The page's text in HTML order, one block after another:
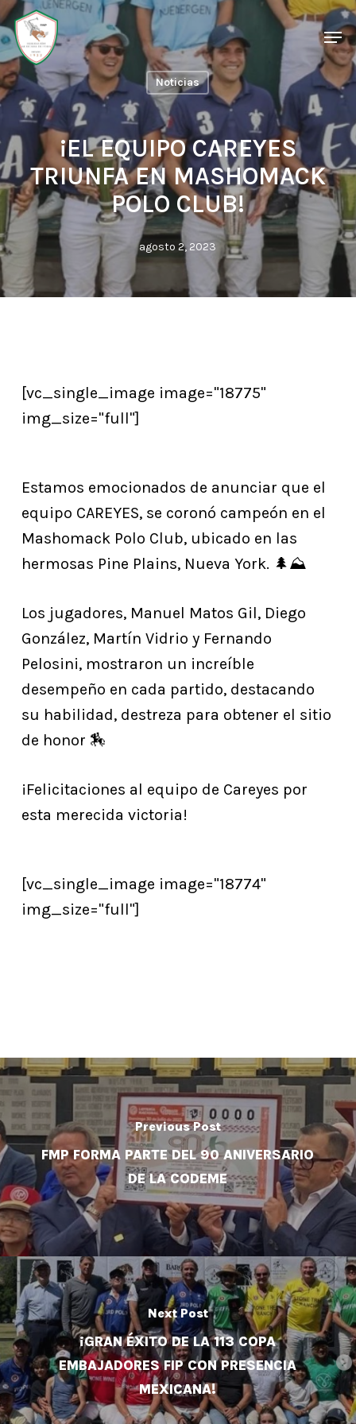
Skip
to
main
content
Noticias
¡EL EQUIPO CAREYES
TRIUNFA EN MASHOMACK
POLO CLUB!
agosto 2, 2023
[vc_single_image image="18775"
img_size="full"]
Estamos emocionados de anunciar que el
equipo CAREYES, se coronó campeón en el
Mashomack Polo Club, ubicado en las
hermosas Pine Plains, Nueva York. 🌲⛰️
Los jugadores, Manuel Matos Gil, Diego
González, Martín Vidrio y Fernando
Pelosini, mostraron un increíble
desempeño en cada partido, destacando
su habilidad, destreza para obtener el sitio
de honor 🏇
¡Felicitaciones al equipo de Careyes por
esta merecida victoria!
[vc_single_image image="18774"
img_size="full"]
Previous Post
FMP FORMA PARTE DEL 90 ANIVERSARIO
DE LA CODEME
Next Post
¡GRAN ÉXITO DE LA 113 COPA
EMBAJADORES FIP CON PRESENCIA
MEXICANA!